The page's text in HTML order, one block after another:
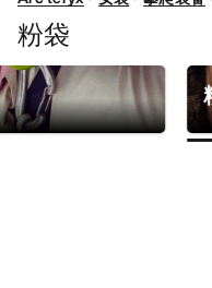
选购女士
无理由退换货
改变主意了？ 30天内
开始免费退货。
女士
男士
鞋履
粉袋